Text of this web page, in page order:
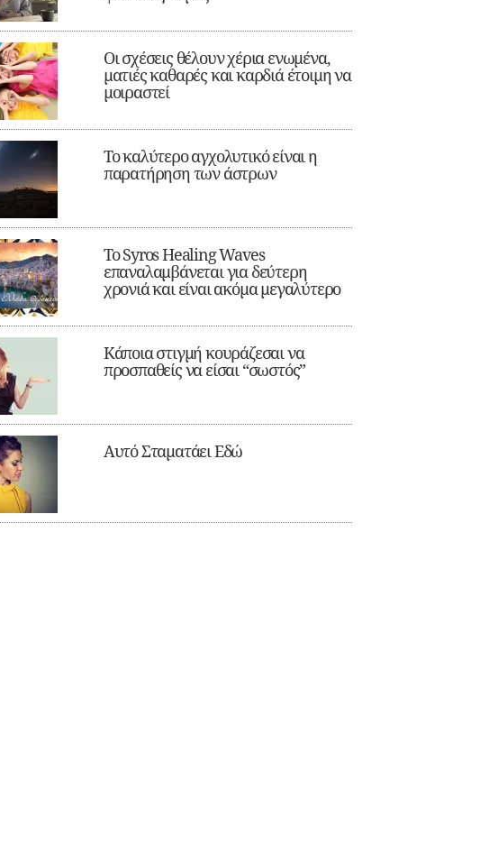
Οι σχέσεις θέλουν χέρια ενωμένα,
ματιές καθαρές και καρδιά έτοιμη να
μοιραστεί
Το καλύτερο αγχολυτικό είναι η
παρατήρηση των άστρων
Το Syros Healing Waves
επαναλαμβάνεται για δεύτερη
χρονιά και είναι ακόμα μεγαλύτερο
Κάποια στιγμή κουράζεσαι να
προσπαθείς να είσαι “σωστός”
Αυτό Σταματάει Εδώ